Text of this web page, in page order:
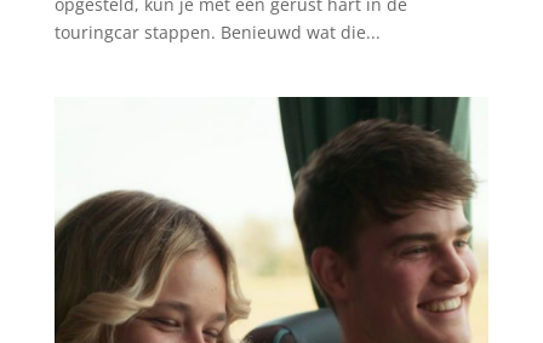
touringcar stappen. Benieuwd wat die...